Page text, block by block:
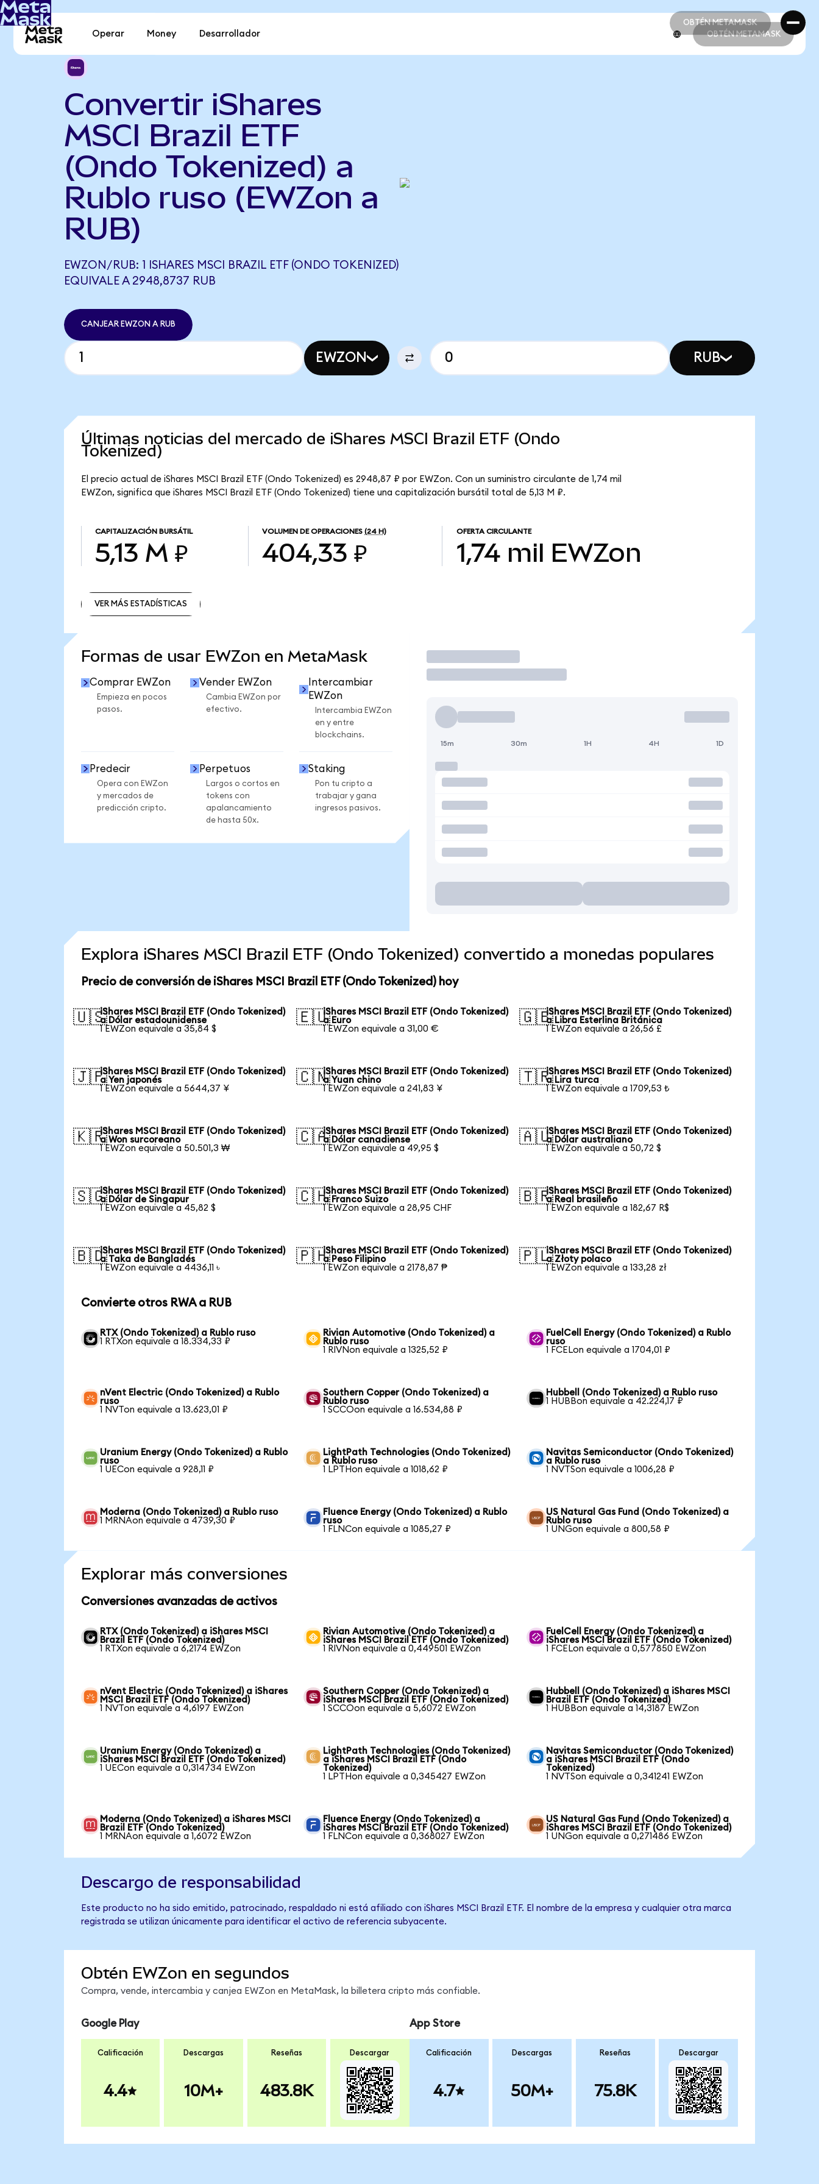
OBTÉN METAMASK
OBTÉN METAMASK
Operar Money Desarrollador OBTÉN METAMASK
Convertir iShares
MSCI Brazil ETF
(Ondo Tokenized) a
Rublo ruso (EWZon a
RUB)
EWZON/RUB: 1 ISHARES MSCI BRAZIL ETF (ONDO TOKENIZED)
EQUIVALE A 2948,8737 RUB
CANJEAR EWZON A RUB
EWZON RUB
Últimas noticias del mercado de iShares MSCI Brazil ETF (Ondo
Tokenized)
El precio actual de iShares MSCI Brazil ETF (Ondo Tokenized) es 2948,87 ₽ por EWZon. Con un suministro circulante de 1,74 mil
EWZon, significa que iShares MSCI Brazil ETF (Ondo Tokenized) tiene una capitalización bursátil total de 5,13 M ₽.
CAPITALIZACIÓN BURSÁTIL
5,13 M ₽
VOLUMEN DE OPERACIONES (24 H)
404,33 ₽
OFERTA CIRCULANTE
1,74 mil EWZon
VER MÁS ESTADÍSTICAS
Formas de usar EWZon en MetaMask
Comprar EWZon
Empieza en pocos
pasos.
Vender EWZon
Cambia EWZon por
efectivo.
Intercambiar
EWZon
Intercambia EWZon
en y entre
blockchains.
Predecir
Opera con EWZon
y mercados de
predicción cripto.
Perpetuos
Largos o cortos en
tokens con
apalancamiento
de hasta 50x.
Staking
Pon tu cripto a
trabajar y gana
ingresos pasivos.
Operar
15m 30m 1H 4H 1D
Explora iShares MSCI Brazil ETF (Ondo Tokenized) convertido a monedas populares
Precio de conversión de iShares MSCI Brazil ETF (Ondo Tokenized) hoy
🇺🇸iShares MSCI Brazil ETF (Ondo Tokenized)
a Dólar estadounidense
1 EWZon equivale a 35,84 $
🇪🇺iShares MSCI Brazil ETF (Ondo Tokenized)
a Euro
1 EWZon equivale a 31,00 €
🇬🇧iShares MSCI Brazil ETF (Ondo Tokenized)
a Libra Esterlina Británica
1 EWZon equivale a 26,56 £
🇯🇵iShares MSCI Brazil ETF (Ondo Tokenized)
a Yen japonés
1 EWZon equivale a 5644,37 ¥
🇨🇳iShares MSCI Brazil ETF (Ondo Tokenized)
a Yuan chino
1 EWZon equivale a 241,83 ¥
🇹🇷iShares MSCI Brazil ETF (Ondo Tokenized)
a Lira turca
1 EWZon equivale a 1709,53 ₺
🇰🇷iShares MSCI Brazil ETF (Ondo Tokenized)
a Won surcoreano
1 EWZon equivale a 50.501,3 ₩
🇨🇦iShares MSCI Brazil ETF (Ondo Tokenized)
a Dólar canadiense
1 EWZon equivale a 49,95 $
🇦🇺iShares MSCI Brazil ETF (Ondo Tokenized)
a Dólar australiano
1 EWZon equivale a 50,72 $
🇸🇬iShares MSCI Brazil ETF (Ondo Tokenized)
a Dólar de Singapur
1 EWZon equivale a 45,82 $
🇨🇭iShares MSCI Brazil ETF (Ondo Tokenized)
a Franco Suizo
1 EWZon equivale a 28,95 CHF
🇧🇷iShares MSCI Brazil ETF (Ondo Tokenized)
a Real brasileño
1 EWZon equivale a 182,67 R$
🇧🇩iShares MSCI Brazil ETF (Ondo Tokenized)
a Taka de Bangladés
1 EWZon equivale a 4436,11 ৳
🇵🇭iShares MSCI Brazil ETF (Ondo Tokenized)
a Peso Filipino
1 EWZon equivale a 2178,87 ₱
🇵🇱iShares MSCI Brazil ETF (Ondo Tokenized)
a Złoty polaco
1 EWZon equivale a 133,28 zł
Convierte otros RWA a RUB
RTX (Ondo Tokenized) a Rublo ruso
1 RTXon equivale a 18.334,33 ₽
Rivian Automotive (Ondo Tokenized) a
Rublo ruso
1 RIVNon equivale a 1325,52 ₽
FuelCell Energy (Ondo Tokenized) a Rublo
ruso
1 FCELon equivale a 1704,01 ₽
nVent Electric (Ondo Tokenized) a Rublo
ruso
1 NVTon equivale a 13.623,01 ₽
Southern Copper (Ondo Tokenized) a
Rublo ruso
1 SCCOon equivale a 16.534,88 ₽
Hubbell (Ondo Tokenized) a Rublo ruso
1 HUBBon equivale a 42.224,17 ₽
Uranium Energy (Ondo Tokenized) a Rublo
ruso
1 UECon equivale a 928,11 ₽
LightPath Technologies (Ondo Tokenized)
a Rublo ruso
1 LPTHon equivale a 1018,62 ₽
Navitas Semiconductor (Ondo Tokenized)
a Rublo ruso
1 NVTSon equivale a 1006,28 ₽
Moderna (Ondo Tokenized) a Rublo ruso
1 MRNAon equivale a 4739,30 ₽
Fluence Energy (Ondo Tokenized) a Rublo
ruso
1 FLNCon equivale a 1085,27 ₽
US Natural Gas Fund (Ondo Tokenized) a
Rublo ruso
1 UNGon equivale a 800,58 ₽
Explorar más conversiones
Conversiones avanzadas de activos
RTX (Ondo Tokenized) a iShares MSCI
Brazil ETF (Ondo Tokenized)
1 RTXon equivale a 6,2174 EWZon
Rivian Automotive (Ondo Tokenized) a
iShares MSCI Brazil ETF (Ondo Tokenized)
1 RIVNon equivale a 0,449501 EWZon
FuelCell Energy (Ondo Tokenized) a
iShares MSCI Brazil ETF (Ondo Tokenized)
1 FCELon equivale a 0,577850 EWZon
nVent Electric (Ondo Tokenized) a iShares
MSCI Brazil ETF (Ondo Tokenized)
1 NVTon equivale a 4,6197 EWZon
Southern Copper (Ondo Tokenized) a
iShares MSCI Brazil ETF (Ondo Tokenized)
1 SCCOon equivale a 5,6072 EWZon
Hubbell (Ondo Tokenized) a iShares MSCI
Brazil ETF (Ondo Tokenized)
1 HUBBon equivale a 14,3187 EWZon
Uranium Energy (Ondo Tokenized) a
iShares MSCI Brazil ETF (Ondo Tokenized)
1 UECon equivale a 0,314734 EWZon
LightPath Technologies (Ondo Tokenized)
a iShares MSCI Brazil ETF (Ondo
Tokenized)
1 LPTHon equivale a 0,345427 EWZon
Navitas Semiconductor (Ondo Tokenized)
a iShares MSCI Brazil ETF (Ondo
Tokenized)
1 NVTSon equivale a 0,341241 EWZon
Moderna (Ondo Tokenized) a iShares MSCI
Brazil ETF (Ondo Tokenized)
1 MRNAon equivale a 1,6072 EWZon
Fluence Energy (Ondo Tokenized) a
iShares MSCI Brazil ETF (Ondo Tokenized)
1 FLNCon equivale a 0,368027 EWZon
US Natural Gas Fund (Ondo Tokenized) a
iShares MSCI Brazil ETF (Ondo Tokenized)
1 UNGon equivale a 0,271486 EWZon
Descargo de responsabilidad
Este producto no ha sido emitido, patrocinado, respaldado ni está afiliado con iShares MSCI Brazil ETF. El nombre de la empresa y cualquier otra marca
registrada se utilizan únicamente para identificar el activo de referencia subyacente.
Obtén EWZon en segundos
Compra, vende, intercambia y canjea EWZon en MetaMask, la billetera cripto más confiable.
Google Play
Calificación
4.4
Descargas
10M+
Reseñas
483.8K
Descargar
App Store
Calificación
4.7
Descargas
50M+
Reseñas
75.8K
Descargar